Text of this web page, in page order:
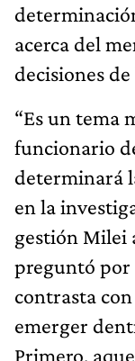
acerca del
decisiones
“Es un tema
funcionario
determinará
en la
gestión Milei
preguntó por
contrasta
emerger
Primero,